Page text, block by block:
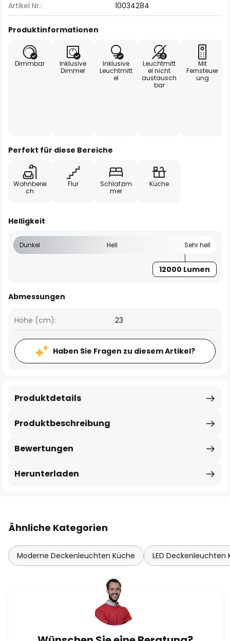
Artikel Nr.:
10034284
Produktinformationen
Dimmbar
Inklusive
Dimmer
Inklusive
Leuchtmitt
el
Leuchtmitt
el nicht
austausch
bar
Mit
Fernsteuer
ung
Perfekt für diese Bereiche
Wohnberei
ch
Flur
Schlafzim
mer
Küche
Helligkeit
Dunkel Hell Sehr hell
12000 Lumen
Abmessungen
Höhe (cm): 23
Haben Sie Fragen zu diesem Artikel?
Produktbeschreibung
Produktdetails
Bewertungen
Herunterladen
Ähnliche Kategorien
Moderne Deckenleuchten Küche LED Deckenleuchten